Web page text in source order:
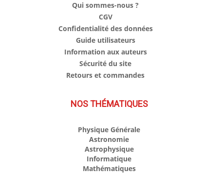
Qui sommes-nous ?
CGV
Confidentialité des données
Guide utilisateurs
Information aux auteurs
Sécurité du site
Retours et commandes
NOS THÉMATIQUES
Physique Générale
Astronomie
Astrophysique
Informatique
Mathématiques